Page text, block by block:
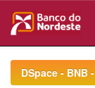
navigationDSpace - BNB